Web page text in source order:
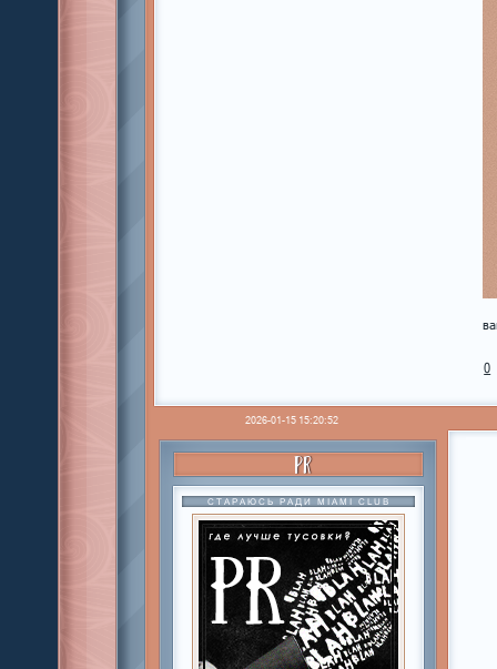
0
2026-01-15 15:20:52
PR
СТАРАЮСЬ РАДИ MIAMI CLUB